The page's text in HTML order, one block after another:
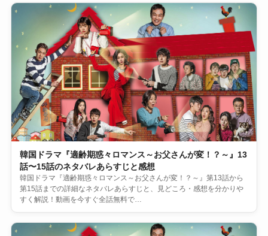
韓国ドラマ『適齢期惑々ロマンス～お父さんが変！？～』13
話〜15話のネタバレあらすじと感想
韓国ドラマ『適齢期惑々ロマンス～お父さんが変！？～』第13話から
第15話までの詳細なネタバレあらすじと、見どころ・感想を分かりや
すく解説！動画を今すぐ全話無料で…